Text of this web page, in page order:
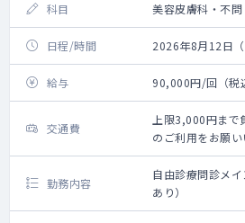
科目 美容皮膚科・不問
日程/時間 2026年8月12日
給与 90,000円/回（税
交通費
上限3,000円まで
のご利用をお願
クシー利用要相談
勤務内容
自由診療問診メ
あり）